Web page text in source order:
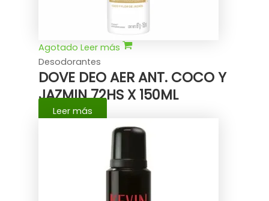
Agotado Leer más
Desodorantes
DOVE DEO AER ANT. COCO Y
JAZMIN 72HS X 150ML
Leer más